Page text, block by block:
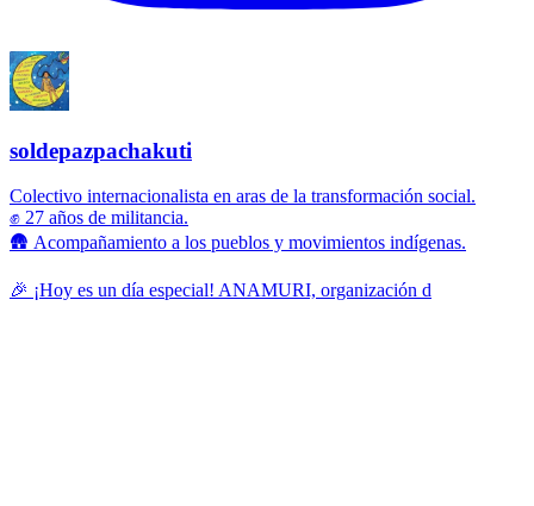
soldepazpachakuti
Colectivo internacionalista en aras de la transformación social.
✊ 27 años de militancia.
🛖 Acompañamiento a los pueblos y movimientos indígenas.
🎉 ¡Hoy es un día especial! ANAMURI, organización d